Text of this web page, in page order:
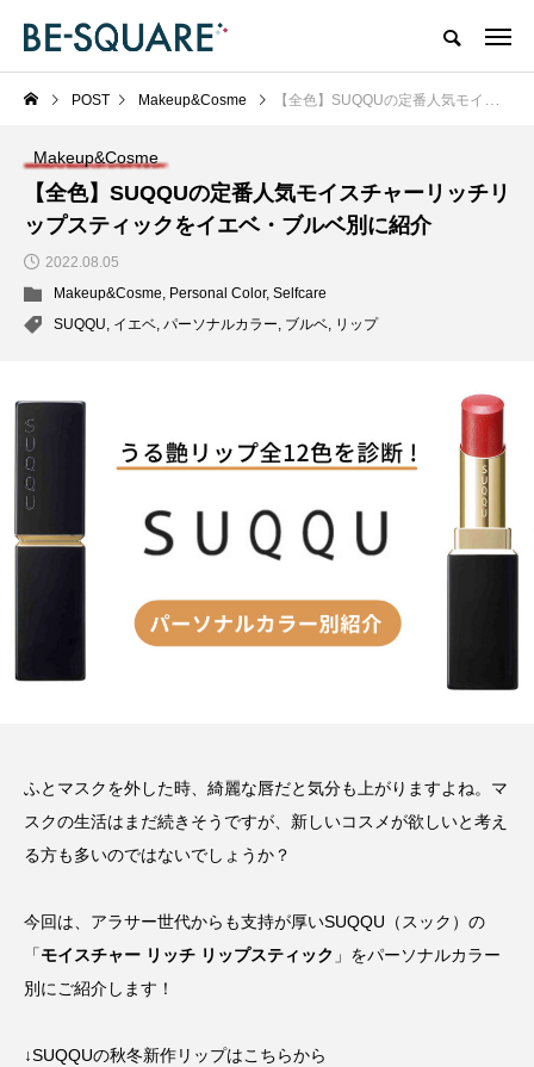
POST Makeup&Cosme 【全色】SUQQUの定番人気モイスチャーリッチリップスティックをイエベ・ブルベ別に紹介
Makeup&Cosme
【全色】SUQQUの定番人気モイスチャーリッチリ
ップスティックをイエベ・ブルベ別に紹介
2022.08.05
Makeup&Cosme, Personal Color, Selfcare
SUQQU, イエベ, パーソナルカラー, ブルベ, リップ
ふとマスクを外した時、綺麗な唇だと気分も上がりますよね。マ
スクの生活はまだ続きそうですが、新しいコスメが欲しいと考え
る方も多いのではないでしょうか？
今回は、アラサー世代からも支持が厚いSUQQU（スック）の
「モイスチャー リッチ リップスティック 」をパーソナルカラー
別にご紹介します！
↓SUQQUの秋冬新作リップはこちらから